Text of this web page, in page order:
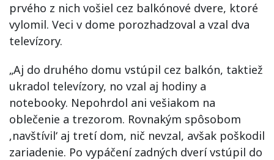
prvého z nich vošiel cez balkónové dvere, ktoré
vylomil. Veci v dome porozhadzoval a vzal dva
televízory.
„Aj do druhého domu vstúpil cez balkón, taktiež
ukradol televízory, no vzal aj hodiny a
notebooky. Nepohrdol ani vešiakom na
oblečenie a trezorom. Rovnakým spôsobom
‚navštívil‘ aj tretí dom, nič nevzal, avšak poškodil
zariadenie. Po vypáčení zadných dverí vstúpil do